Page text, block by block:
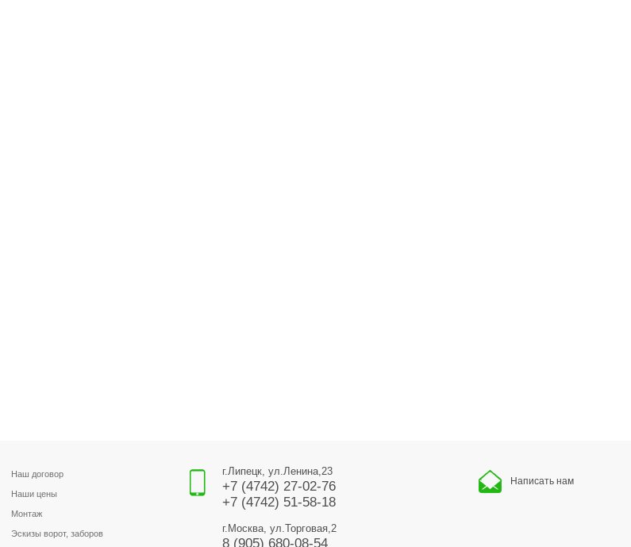
Наш договор
Наши цены
Монтаж
Эскизы ворот, заборов
г.Липецк, ул.Ленина,23
+7 (4742) 27-02-76
+7 (4742) 51-58-18
г.Москва, ул.Торговая,2
8 (905) 680-08-54
Написать нам